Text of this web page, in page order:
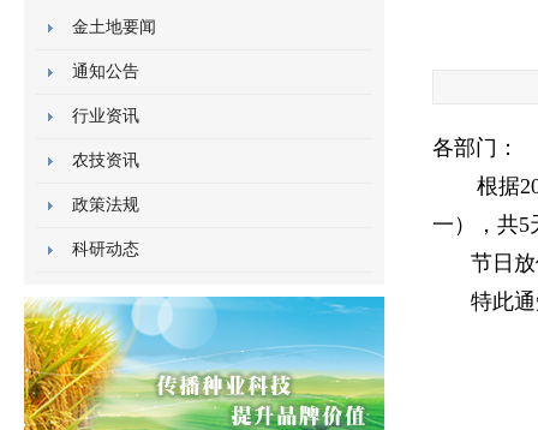
金土地要闻
通知公告
行业资讯
农技资讯
政策法规
科研动态
各部门：
根据
一 ），共5
节日
特此